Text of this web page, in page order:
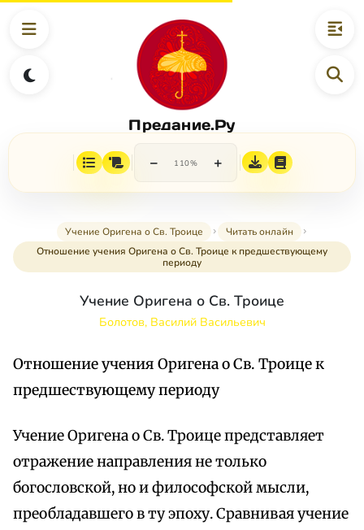
Предание.Ру
− 110% +
Учение Оригена о Св. Троице
Читать онлайн
Отношение учения Оригена о Св. Троице к предшествующему
периоду
Учение Оригена о Св. Троице
Болотов, Василий Васильевич
Отношение учения Оригена о Св. Троице к
предшествующему периоду
Учение Оригена о Св. Троице представляет
отражение направления не только
богословской, но и философской мысли,
преобладавшего в ту эпоху. Сравнивая учение